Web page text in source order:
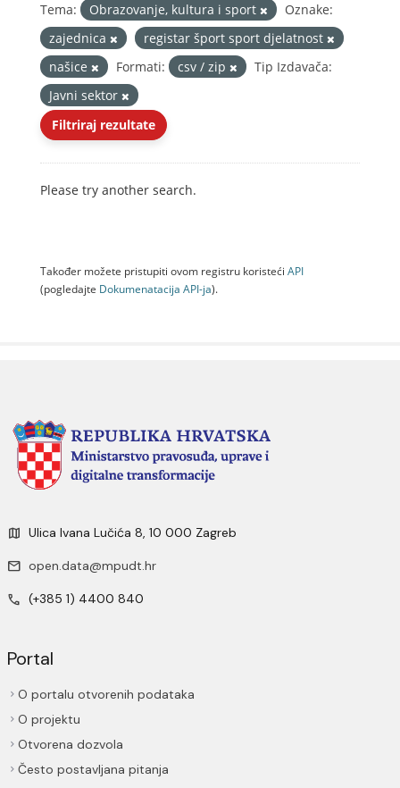
Tema: Obrazovanje, kultura i sport
Oznake:
zajednica
registar šport sport djelatnost
našice
Formati: csv / zip
Tip Izdavača:
Javni sektor
Filtriraj rezultate
Please try another search.
Također možete pristupiti ovom registru koristeći API
(pogledajte Dokumenаtаcijа API-jа).